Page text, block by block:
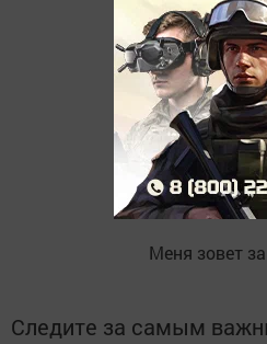
Не серпантин -
Зовет меня
Мне никуда
От
Когда
Меня зовет
Следите за самым